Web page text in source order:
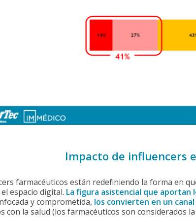
Impacto de influencers
farmacéuticos están redefiniendo la forma en
espacio digital. La figura asistencial que aportan
y comprometida, los convierten en un canal
con la salud (los farmacéuticos son considerados la